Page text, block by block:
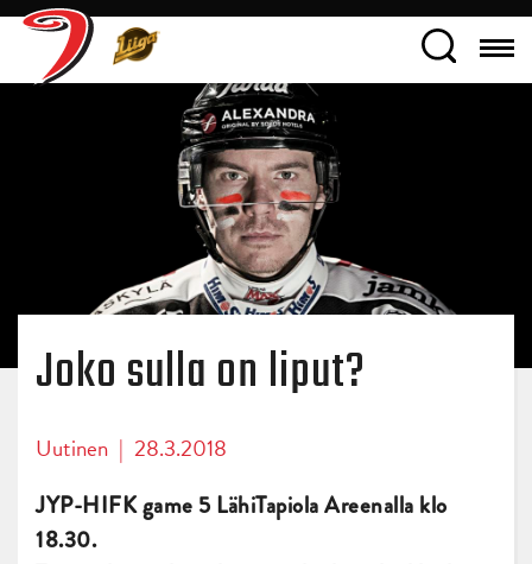
Joko sulla on liput?
Uutinen | 28.3.2018
JYP-HIFK game 5 LähiTapiola Areenalla klo
18.30.